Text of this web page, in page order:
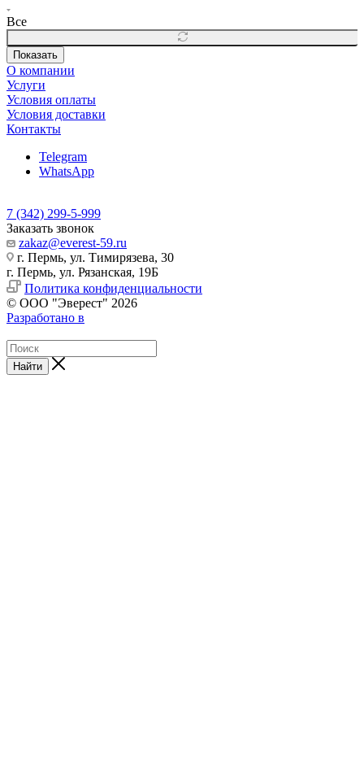
Все
Показать
О компании
Услуги
Условия оплаты
Условия доставки
Контакты
Telegram
WhatsApp
7 (342) 299-5-999
Заказать звонок
zakaz@everest-59.ru
г. Пермь, ул. Тимирязева, 30
г. Пермь, ул. Рязанская, 19Б
Политика конфиденциальности
© ООО "Эверест" 2026
Разработано в
Найти